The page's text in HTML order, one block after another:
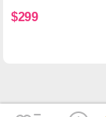
$299